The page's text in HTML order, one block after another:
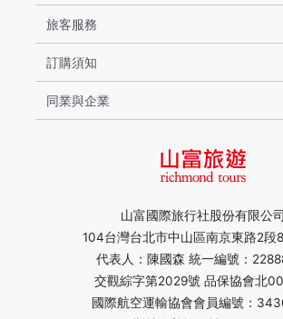
山富國際旅行社股份有限公司
104台灣台北市中山區南京東路2段
代表人：陳國森 統一編號：
交觀綜字第2029號 品保協會北
國際航空運輸協會會員編號：
旅客服務
訂購須知
同業與企業